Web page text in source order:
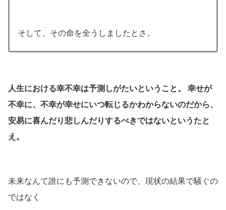
そして、その命を全うしましたとさ。
人生における幸不幸は予測しがたいということ。 幸せが
不幸に、不幸が幸せにいつ転じるかわからないのだから、
安易に喜んだり悲しんだりするべきではないというたと
え。
未来なんて誰にも予測できないので、現状の結果で騒ぐの
ではなく